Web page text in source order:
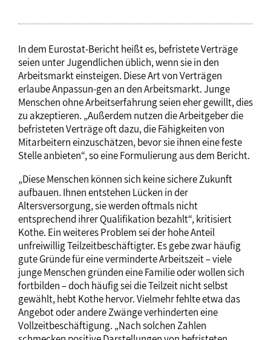
In dem Eurostat-Bericht heißt es, befristete Verträge
seien unter Jugendlichen üblich, wenn sie in den
Arbeitsmarkt einsteigen. Diese Art von Verträgen
erlaube Anpassun-gen an den Arbeitsmarkt. Junge
Menschen ohne Arbeitserfahrung seien eher gewillt, dies
zu akzeptieren. „Außerdem nutzen die Arbeitgeber die
befristeten Verträge oft dazu, die Fähigkeiten von
Mitarbeitern einzuschätzen, bevor sie ihnen eine feste
Stelle anbieten“, so eine Formulierung aus dem Bericht.
„Diese Menschen können sich keine sichere Zukunft
aufbauen. Ihnen entstehen Lücken in der
Altersversorgung, sie werden oftmals nicht
entsprechend ihrer Qualifikation bezahlt“, kritisiert
Kothe. Ein weiteres Problem sei der hohe Anteil
unfreiwillig Teilzeitbeschäftigter. Es gebe zwar häufig
gute Gründe für eine verminderte Arbeitszeit – viele
junge Menschen gründen eine Familie oder wollen sich
fortbilden – doch häufig sei die Teilzeit nicht selbst
gewählt, hebt Kothe hervor. Vielmehr fehlte etwa das
Angebot oder andere Zwänge verhinderten eine
Vollzeitbeschäftigung. „Nach solchen Zahlen